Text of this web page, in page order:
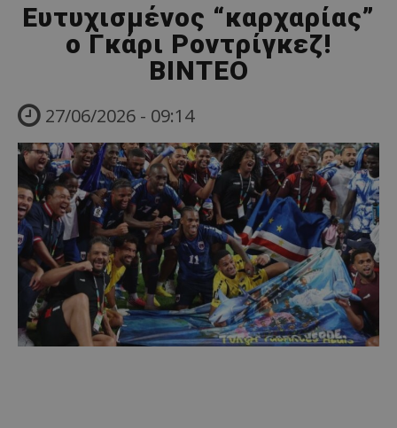
Ευτυχισμένος “καρχαρίας”
ο Γκάρι Ροντρίγκεζ!
ΒΙΝΤΕΟ
27/06/2026 - 09:14